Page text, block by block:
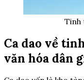
Tinh
Ca dao về
văn hóa dân